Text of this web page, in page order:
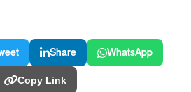
Share WhatsApp
Copy Link